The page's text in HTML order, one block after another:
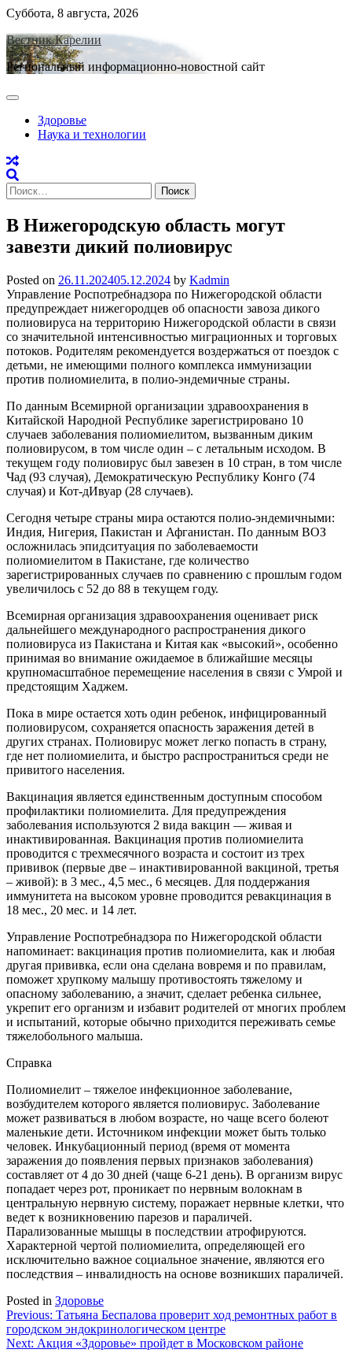
Skip
content
Суббота, 8 августа, 2026
Вестник Карелии
Региональный информационно-новостной сайт
Здоровье
Наука и технологии
Найти:
В Нижегородскую область могут
завезти дикий полиовирус
Posted on 26.11.202405.12.2024 by Kadmin
Управление Роспотребнадзора по Нижегородской области
предупреждает нижегородцев об опасности завоза дикого
полиовируса на территорию Нижегородской области в связи
со значительной интенсивностью миграционных и торговых
потоков. Родителям рекомендуется воздержаться от поездок с
детьми, не имеющими полного комплекса иммунизации
против полиомиелита, в полио-эндемичные страны.
По данным Всемирной организации здравоохранения в
Китайской Народной Республике зарегистрировано 10
случаев заболевания полиомиелитом, вызванным диким
полиовирусом, в том числе один – с летальным исходом. В
текущем году полиовирус был завезен в 10 стран, в том числе
Чад (93 случая), Демократическую Республику Конго (74
случая) и Кот-дИвуар (28 случаев).
Сегодня четыре страны мира остаются полио-эндемичными:
Индия, Нигерия, Пакистан и Афганистан. По данным ВОЗ
осложнилась эпидситуация по заболеваемости
полиомиелитом в Пакистане, где количество
зарегистрированных случаев по сравнению с прошлым годом
увеличилось с 52 до 88 в текущем году.
Всемирная организация здравоохранения оценивает риск
дальнейшего международного распространения дикого
полиовируса из Пакистана и Китая как «высокий», особенно
принимая во внимание ожидаемое в ближайшие месяцы
крупномасштабное перемещение населения в связи с Умрой и
предстоящим Хаджем.
Пока в мире остается хоть один ребенок, инфицированный
полиовирусом, сохраняется опасность заражения детей в
других странах. Полиовирус может легко попасть в страну,
где нет полиомиелита, и быстро распространиться среди не
привитого населения.
Вакцинация является единственным доступным способом
профилактики полиомиелита. Для предупреждения
заболевания используются 2 вида вакцин — живая и
инактивированная. Вакцинация против полиомиелита
проводится с трехмесячного возраста и состоит из трех
прививок (первые две – инактивированной вакциной, третья
– живой): в 3 мес., 4,5 мес., 6 месяцев. Для поддержания
иммунитета на высоком уровне проводится ревакцинация в
18 мес., 20 мес. и 14 лет.
Управление Роспотребнадзора по Нижегородской области
напоминает: вакцинация против полиомиелита, как и любая
другая прививка, если она сделана вовремя и по правилам,
поможет хрупкому малышу противостоять тяжелому и
опасному заболеванию, а значит, сделает ребенка сильнее,
укрепит его организм и избавит родителей от многих проблем
и испытаний, которые обычно приходится переживать семье
тяжелобольного малыша.
Справка
Полиомиелит – тяжелое инфекционное заболевание,
возбудителем которого является полиовирус. Заболевание
может развиваться в любом возрасте, но чаще всего болеют
маленькие дети. Источником инфекции может быть только
человек. Инкубационный период (время от момента
заражения до появления первых признаков заболевания)
составляет от 4 до 30 дней (чаще 6-21 день). В организм вирус
попадает через рот, проникает по нервным волокнам в
центральную нервную систему, поражает нервные клетки, что
ведет к возникновению парезов и параличей.
Парализованные мышцы в последствии атрофируются.
Характерной чертой полиомиелита, определяющей его
исключительно важное социальное значение, являются его
последствия – инвалидность на основе возникших параличей.
Posted in Здоровье
Навигация
по
Previous: Татьяна Беспалова проверит ход ремонтных работ в
городском эндокринологическом центре
Next: Акция «Здоровье» пройдет в Московском районе